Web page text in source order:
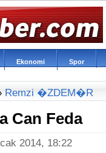
Ekonomi Spor
Remzi �ZDEM�R
Can Feda
2014, 18:22